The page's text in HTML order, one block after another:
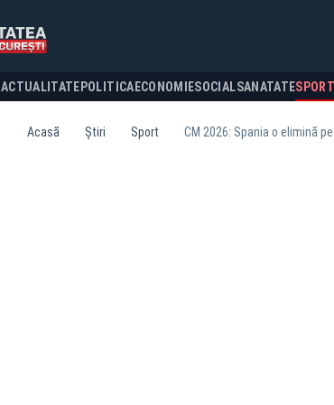
ACTUALITATE POLITICA ECONOMIESOCIALSANATATESPORT
Acasă Știri Sport CM 2026: Spania o elimină